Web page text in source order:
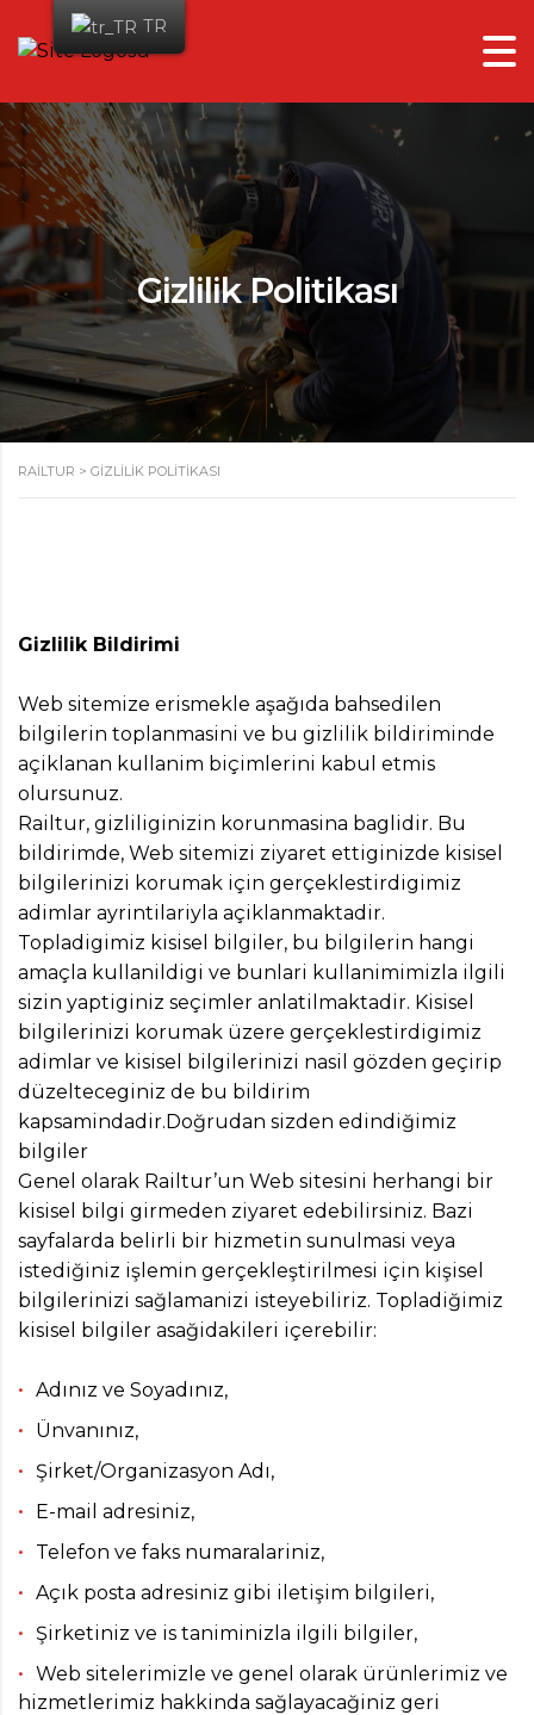
Gizlilik Politikası
RAILTUR > GIZLILIK POLITIKASI
Gizlilik Bildirimi
Web sitemize erismekle aşağıda bahsedilen
bilgilerin toplanmasini ve bu gizlilik bildiriminde
açiklanan kullanim biçimlerini kabul etmis
olursunuz.
Railtur, gizliliginizin korunmasina baglidir. Bu
bildirimde, Web sitemizi ziyaret ettiginizde kisisel
bilgilerinizi korumak için gerçeklestirdigimiz
adimlar ayrintilariyla açiklanmaktadir.
Topladigimiz kisisel bilgiler, bu bilgilerin hangi
amaçla kullanildigi ve bunlari kullanimimizla ilgili
sizin yaptiginiz seçimler anlatilmaktadir. Kisisel
bilgilerinizi korumak üzere gerçeklestirdigimiz
adimlar ve kisisel bilgilerinizi nasil gözden geçirip
düzelteceginiz de bu bildirim
kapsamindadir.Doğrudan sizden edindiğimiz
bilgiler
Genel olarak Railtur’un Web sitesini herhangi bir
kisisel bilgi girmeden ziyaret edebilirsiniz. Bazi
sayfalarda belirli bir hizmetin sunulmasi veya
istediğiniz işlemin gerçekleştirilmesi için kişisel
bilgilerinizi sağlamanizi isteyebiliriz. Topladiğimiz
kisisel bilgiler asağidakileri içerebilir:
Adınız ve Soyadınız,
Ünvanınız,
Şirket/Organizasyon Adı,
E-mail adresiniz,
Telefon ve faks numaralariniz,
Açık posta adresiniz gibi iletişim bilgileri,
Şirketiniz ve is taniminizla ilgili bilgiler,
Web sitelerimizle ve genel olarak ürünlerimiz ve
hizmetlerimiz hakkinda sağlayacağiniz geri
TR